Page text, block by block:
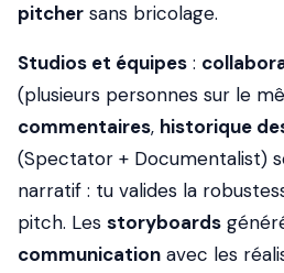
pitcher sans bricolage.
Studios et équipes :
(plusieurs personnes sur le
commentaires, historique
(Spectator + Documentalist)
narratif : tu valides la
pitch. Les storyboards
communication avec les